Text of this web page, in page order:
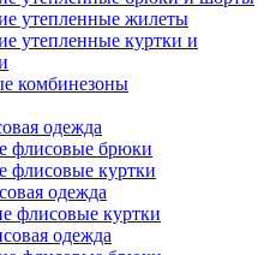
утепленные жилеты
утепленные куртки и
комбинезоны
одежда
флисовые брюки
флисовые куртки
одежда
флисовые куртки
одежда